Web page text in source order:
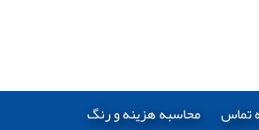
تماس محاسبه هزینه و رنگ